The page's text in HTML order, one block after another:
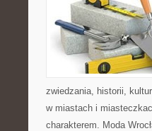
zwiedzania, historii,
w miastach i
charakterem. Moda